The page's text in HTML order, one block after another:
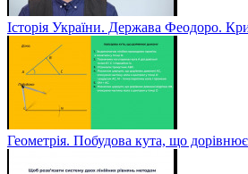
Історія України. Держава Феодоро.
Геометрія. Побудова кута, що